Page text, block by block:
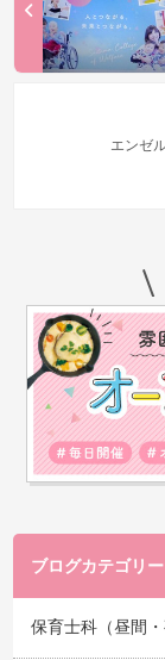
エンゼ
ブログカテゴリー
保育士科（昼間